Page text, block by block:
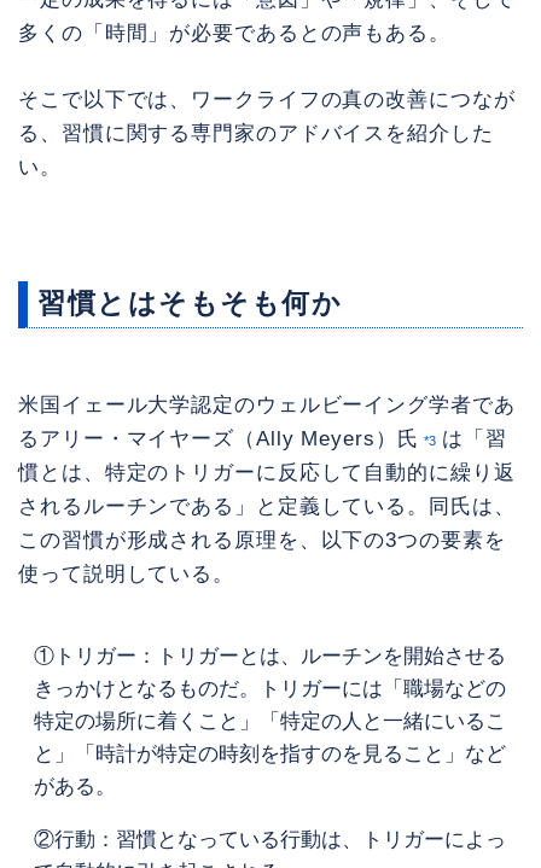
多くの「時間」が必要であるとの声もある。
そこで以下では、ワークライフの真の改善につなが
る、習慣に関する専門家のアドバイスを紹介した
い。
習慣とはそもそも何か
米国イェール大学認定のウェルビーイング学者であ
るアリー・マイヤーズ（Ally Meyers）氏 *3 は「習
慣とは、特定のトリガーに反応して自動的に繰り返
されるルーチンである」と定義している。同氏は、
この習慣が形成される原理を、以下の3つの要素を
使って説明している。
①トリガー：トリガーとは、ルーチンを開始させる
きっかけとなるものだ。トリガーには「職場などの
特定の場所に着くこと」「特定の人と一緒にいるこ
と」「時計が特定の時刻を指すのを見ること」など
がある。
②行動：習慣となっている行動は、トリガーによっ